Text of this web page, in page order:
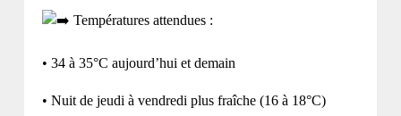
Températures attendues :
• 34 à 35°C aujourd’hui et demain
• Nuit de jeudi à vendredi plus fraîche (16 à 18°C)